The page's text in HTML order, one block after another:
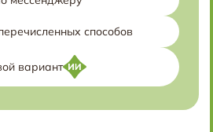
способов
вариант